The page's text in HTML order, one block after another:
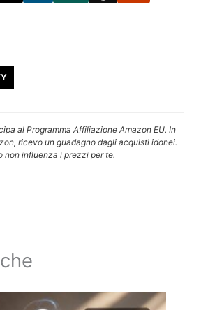
al Programma Affiliazione Amazon EU. In
ricevo un guadagno dagli acquisti idonei.
non influenza i prezzi per te.